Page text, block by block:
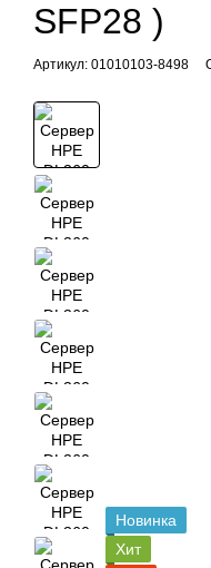
SFP28 )
Артикул: 01010103-8498
Новинка
Хит